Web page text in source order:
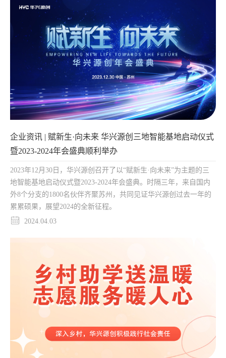
企业资讯 | 赋新生·向未来 华兴源创三地智能基地启动仪式
暨2023-2024年会盛典顺利举办
2023年12月30日，华兴源创召开了以“赋新生·向未来”为主题的三
地智能基地启动仪式暨2023-2024年会盛典。时隔三年，来自国内
外8个分支的1800名伙伴齐聚苏州，共同见证华兴源创过去一年的
累累硕果，展望2024的全新征程。
2024.04.03